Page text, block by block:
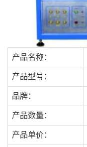
产品名称：
产品型号：
品牌：
产品数量：
产品单价：